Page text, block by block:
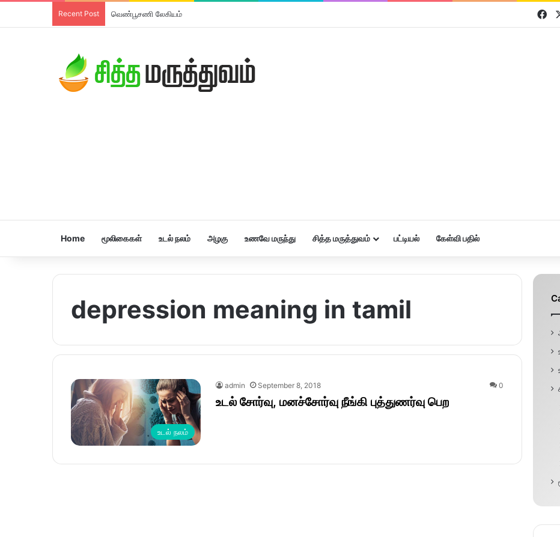
Recent Post வெண்பூசணி லேகியம்
Home மூலிகைகள் உடல் நலம் அழகு உணவே மருந்து சித்த மருத்துவம் பட்டியல் கேள்வி பதில்
depression meaning in tamil
உடல் நலம்
admin September 8, 2018 0
உடல் சோர்வு, மனச்சோர்வு நீங்கி புத்துணர்வு பெற